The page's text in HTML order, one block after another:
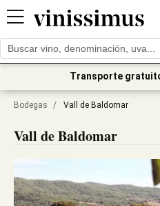
Transporte
Bodegas / Vall de Baldomar
Vall de Baldomar